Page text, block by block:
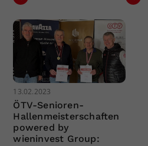
13.02.2023
ÖTV-Senioren-
Hallenmeisterschaften
powered by
wieninvest Group: